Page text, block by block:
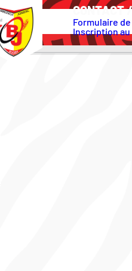
CONTACT
Formulaire
Inscription au